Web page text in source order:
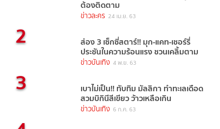
ต้องติดตาม
ข่าวละคร 24 เม.ย. 63
2 ส่อง 3 เซ็กซี่สตาร์!! มุก-แคท-เชอร์รี่
ประชันในความร้อนแรง ชวนเคลิ้มตาม
ข่าวบันเทิง 4 พ.ย. 63
3 เบาไม่เป็น!! ทับทิม มัลลิกา ทำทะเลเดือด
สวมบิกินีสีเขียว ว้าวเหลือเกิน
ข่าวบันเทิง 6 ก.ค. 63